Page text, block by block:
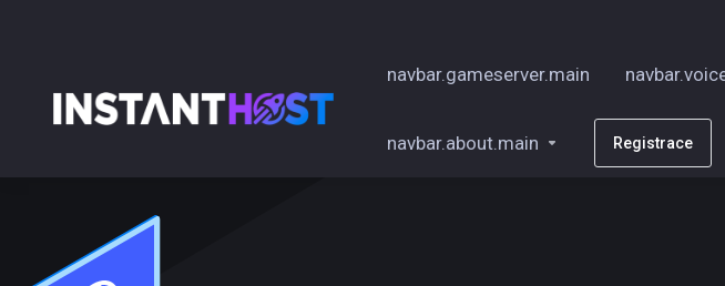
navbar.gameserver.main
navbar.about.main Registrace